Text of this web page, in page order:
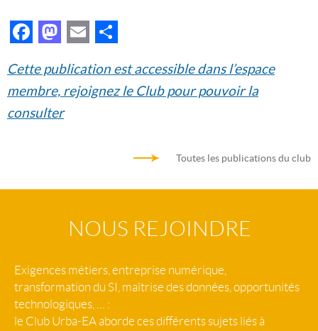
Facebook
Mastodon
Email
Cette publication est accessible dans l’espace
membre, rejoignez le Club pour pouvoir la
consulter
Toutes les publications du club
NOUS REJOINDRE
Exigences métiers, entreprise numérique,
transformation du SI, maîtrise des données, opportunités
technologiques, … :
le Club Urba-EA aborde ces différents sujets liés à